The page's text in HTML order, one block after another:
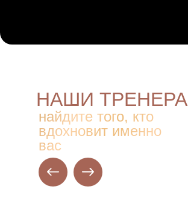
найдите того, кто
вдохновит именно
вас
НАШИ ТРЕНЕРА